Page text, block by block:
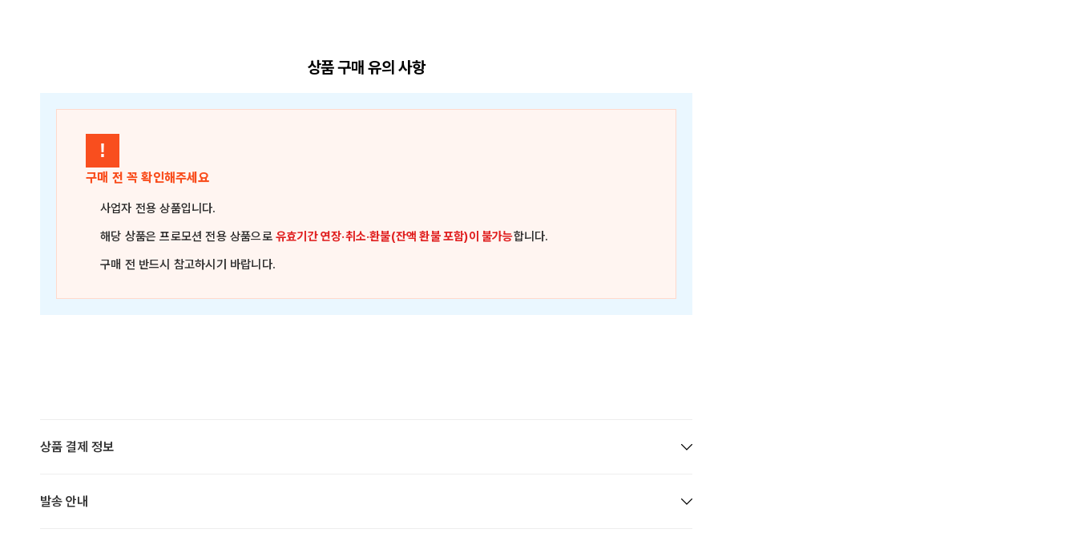
상품 구매 유의 사항
!
구매 전 꼭 확인해주세요
사업자 전용 상품입니다.
해당 상품은프로모션 전용 상품으로유효기간 연장·취소·환불(잔액 환불 포함)이 불가능합니다.
구매 전 반드시 참고하시기 바랍니다.
상품 결제 정보
발송 안내